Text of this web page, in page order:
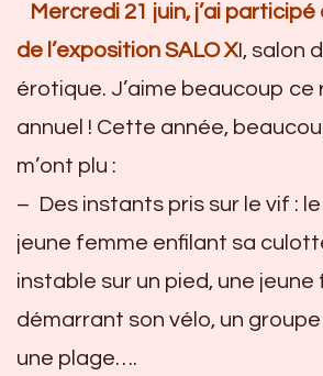
Mercredi 21 juin, j’ai
de l’exposition SALO XI, salon
érotique. J’aime beaucoup ce
annuel ! Cette année,
m’ont plu :
– Des instants pris sur le vif :
jeune femme enfilant sa
instable sur un pied, une jeune
démarrant son vélo, un
une plage….